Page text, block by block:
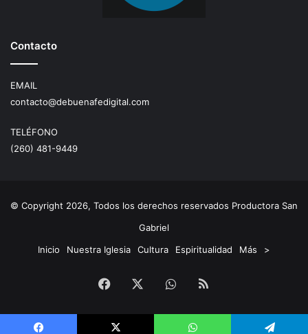
Contacto
EMAIL
contacto@debuenafedigital.com
TELÉFONO
(260) 481-9449
© Copyright 2026, Todos los derechos reservados Productora San
Gabriel
Inicio
Nuestra Iglesia Cultura Espiritualidad Más >
Facebook WhatsApp